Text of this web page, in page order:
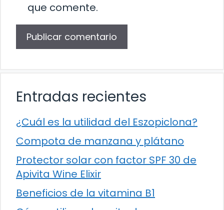
que comente.
Entradas recientes
¿Cuál es la utilidad del Eszopiclona?
Compota de manzana y plátano
Protector solar con factor SPF 30 de
Apivita Wine Elixir
Beneficios de la vitamina B1